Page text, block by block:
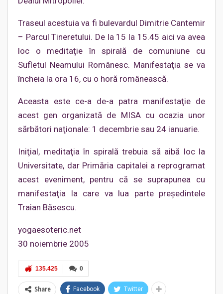
Traseul acestuia va fi bulevardul Dimitrie Cantemir
– Parcul Tineretului. De la 15 la 15.45 aici va avea
loc o meditaţie în spirală de comuniune cu
Sufletul Neamului Românesc. Manifestaţia se va
încheia la ora 16, cu o horă românească.
Aceasta este ce-a de-a patra manifestaţie de
acest gen organizată de MISA cu ocazia unor
sărbători naţionale: 1 decembrie sau 24 ianuarie.
Iniţial, meditaţia în spirală trebuia să aibă loc la
Universitate, dar Primăria capitalei a reprogramat
acest eveniment, pentru că se suprapunea cu
manifestaţia la care va lua parte preşedintele
Traian Băsescu.
yogaesoteric.net
30 noiembrie 2005
0
135.425
Share Facebook Twitter